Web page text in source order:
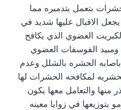
بتعمل بتدميره مما
الاقبال عليها شديد في
العضوي الذي يكافح
الفوسفات العضوي
باصابه الحشره بالشلل وعدم
لمكافحه الحشرات لها
منها والتعامل معها يكون
في زوايا معينه